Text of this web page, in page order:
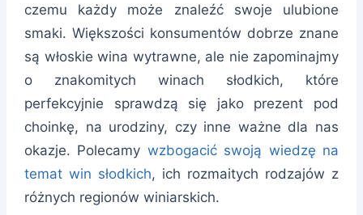
czemu każdy może znaleźć swoje ulubione
smaki. Większości konsumentów dobrze znane
są włoskie wina wytrawne, ale nie zapominajmy
o znakomitych winach słodkich, które
perfekcyjnie sprawdzą się jako prezent pod
choinkę, na urodziny, czy inne ważne dla nas
okazje. Polecamy wzbogacić swoją wiedzę na
temat win słodkich, ich rozmaitych rodzajów z
różnych regionów winiarskich.